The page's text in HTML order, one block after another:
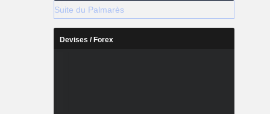
Suite du Palmarès
Devises / Forex